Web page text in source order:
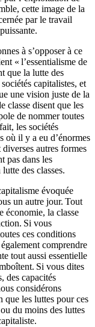
cette image de la
par le travail
à s’opposer à ce
« l’essentialisme de
que la lutte des
capitalistes, et
une vision juste de la
classe disent que les
de nommer toutes
les sociétés
où il y a eu d’énormes
autres formes
pas dans les
des classes.
évoquée
un autre jour. Tout
économie, la classe
Si vous
ces conditions
comprendre
tout aussi essentielle
Si vous dites
des capacités
considérons
que les luttes pour ces
du moins des luttes